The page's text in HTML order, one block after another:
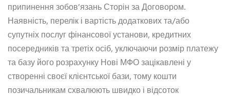
припинення зобов’язань Сторін за Договором.
Наявність, перелік і вартість додаткових та/або
супутніх послуг фінансової установи, кредитних
посередників та третіх осіб, уключаючи розмір платежу
та базу його розрахунку Нові МФО зацікавлені у
створенні своєї клієнтської бази, тому кошти
позичальникам схвалюють швидко і відсоток